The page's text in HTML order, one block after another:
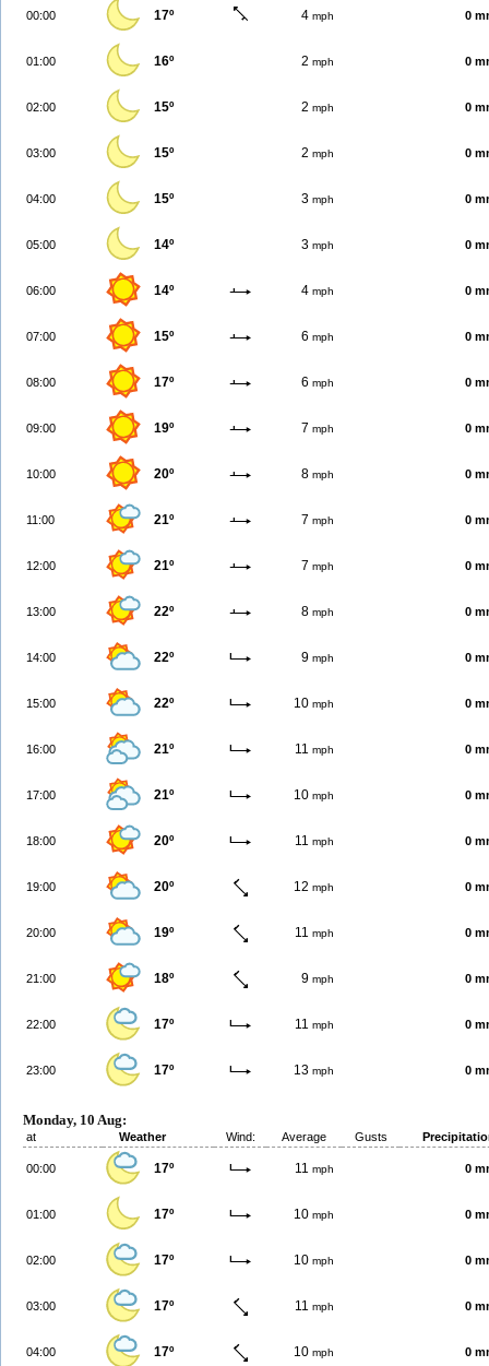
00:00 17º 4 mph 0
01:00 16º 2 mph 0
02:00 15º 2 mph 0
03:00 15º 2 mph 0
04:00 15º 3 mph 0
05:00 14º 3 mph 0
06:00 14º 4 mph 0
07:00 15º 6 mph 0
08:00 17º 6 mph 0
09:00 19º 7 mph 0
10:00 20º 8 mph 0
11:00 21º 7 mph 0
12:00 21º 7 mph 0
13:00 22º 8 mph 0
14:00 22º 9 mph 0
15:00 22º 10 mph 0
16:00 21º 11 mph 0
17:00 21º 10 mph 0
18:00 20º 11 mph 0
19:00 20º 12 mph 0
20:00 19º 11 mph 0
21:00 18º 9 mph 0
22:00 17º 11 mph 0
23:00 17º 13 mph 0
Monday, 10 Aug:
at Weather Wind: Average Gusts
00:00 17º 11 mph 0
01:00 17º 10 mph 0
02:00 17º 10 mph 0
03:00 17º 11 mph 0
04:00 17º 10 mph 0